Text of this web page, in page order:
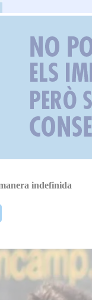
indefinida